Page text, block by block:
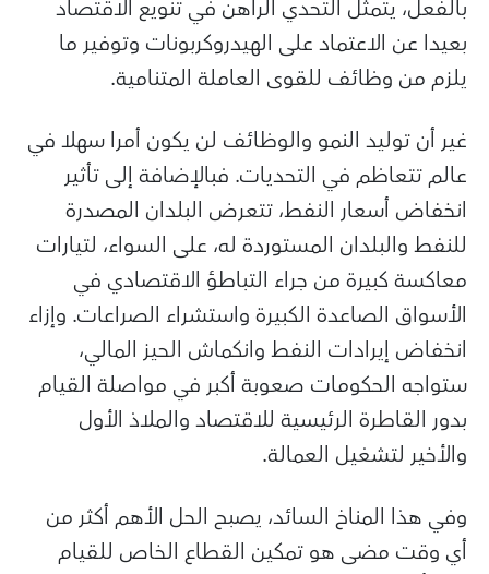
بالفعل، يتمثل التحدي الراهن في تنويع الاقتصاد
بعيدا عن الاعتماد على الهيدروكربونات وتوفير ما
يلزم من وظائف للقوى العاملة المتنامية.
غير أن توليد النمو والوظائف لن يكون أمرا سهلا في
عالم تتعاظم في التحديات. فبالإضافة إلى تأثير
انخفاض أسعار النفط، تتعرض البلدان المصدرة
للنفط والبلدان المستوردة له، على السواء، لتيارات
معاكسة كبيرة من جراء التباطؤ الاقتصادي في
الأسواق الصاعدة الكبيرة واستشراء الصراعات. وإزاء
انخفاض إيرادات النفط وانكماش الحيز المالي،
ستواجه الحكومات صعوبة أكبر في مواصلة القيام
بدور القاطرة الرئيسية للاقتصاد والملاذ الأول
والأخير لتشغيل العمالة.
وفي هذا المناخ السائد، يصبح الحل الأهم أكثر من
أي وقت مضى هو تمكين القطاع الخاص للقيام